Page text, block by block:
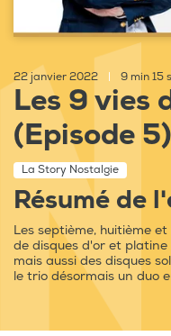
22 janvier 2022 9 min 15
Les 9 vies
(Episode 5)
La Story Nostalgie
Résumé de
Les septième, huitième
de disques d'or et
mais aussi des disques
le trio désormais un duo